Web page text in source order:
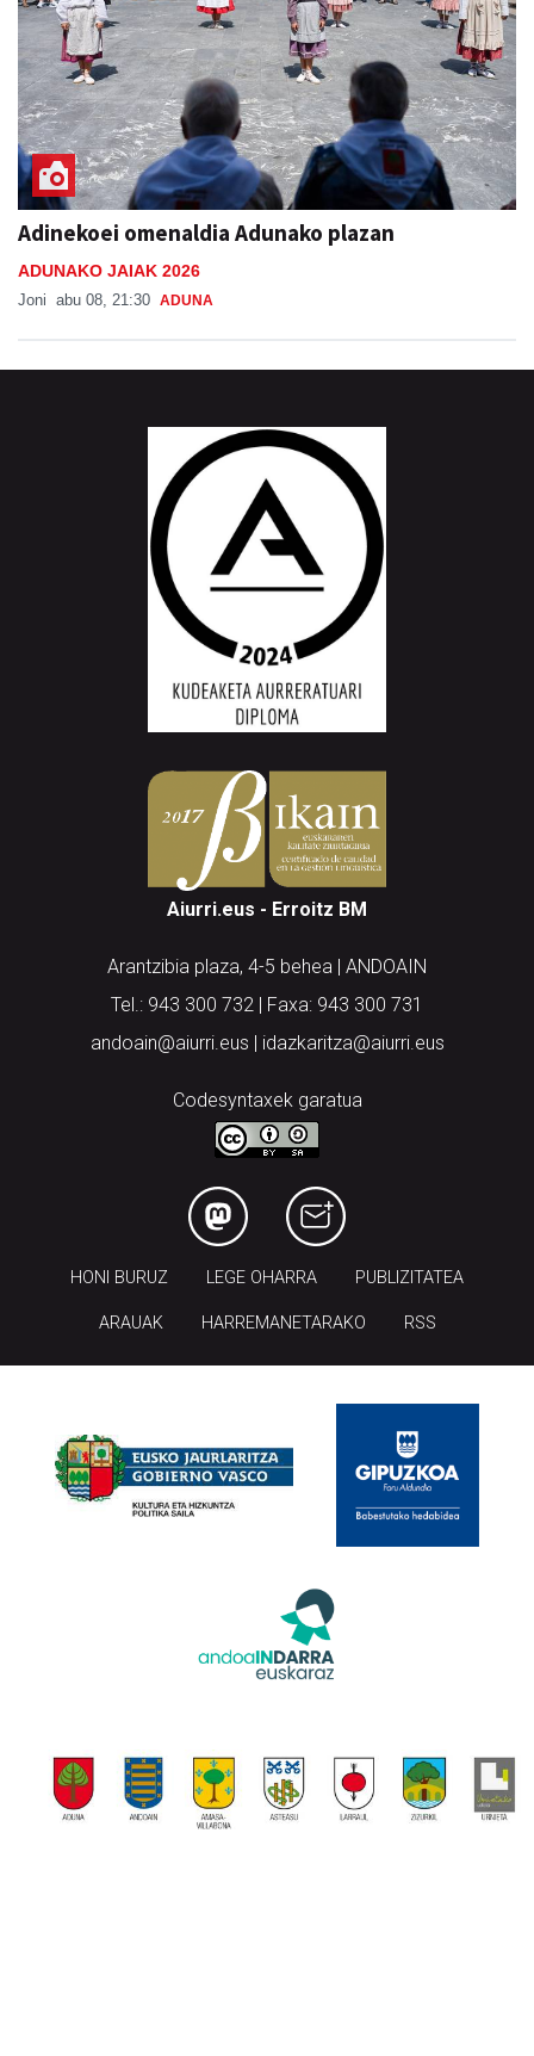
Adinekoei omenaldia Adunako plazan
ADUNAKO JAIAK 2026
Joni abu 08, 21:30 ADUNA
Aiurri.eus - Erroitz BM
Arantzibia plaza, 4-5 behea | ANDOAIN
Tel.: 943 300 732 | Faxa: 943 300 731
andoain@aiurri.eus | idazkaritza@aiurri.eus
Codesyntaxek garatua
HONI BURUZ LEGE OHARRA PUBLIZITATEA
ARAUAK HARREMANETARAKO RSS